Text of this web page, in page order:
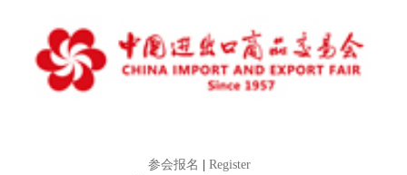
参会报名
Register